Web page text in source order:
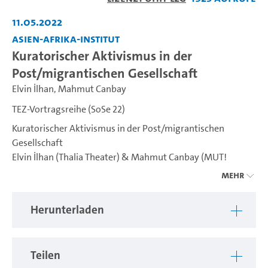
11.05.2022
Asien-Afrika-Institut
Kuratorischer Aktivismus in der
Post/migrantischen Gesellschaft
Elvin İlhan,Mahmut Canbay
TEZ-Vortragsreihe (SoSe 22)
Kuratorischer Aktivismus in der Post/migrantischen
Gesellschaft
Elvin İlhan (Thalia Theater) & Mahmut Canbay (MUT!
Mehr
Herunterladen
Teilen